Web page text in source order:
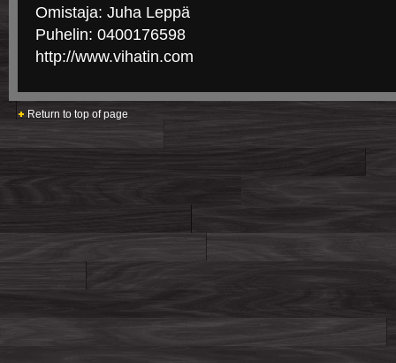
Omistaja: Juha Leppä
Puhelin: 0400176598
http://www.vihatin.com
Return to top of page